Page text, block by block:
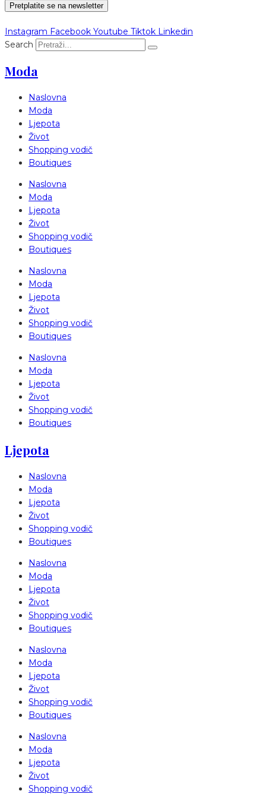
Pretplatite se na newsletter
Instagram Facebook Youtube Tiktok Linkedin
Search
Moda
Naslovna
Moda
Ljepota
Život
Shopping vodič
Boutiques
Naslovna
Moda
Ljepota
Život
Shopping vodič
Boutiques
Naslovna
Moda
Ljepota
Život
Shopping vodič
Boutiques
Naslovna
Moda
Ljepota
Život
Shopping vodič
Boutiques
Ljepota
Naslovna
Moda
Ljepota
Život
Shopping vodič
Boutiques
Naslovna
Moda
Ljepota
Život
Shopping vodič
Boutiques
Naslovna
Moda
Ljepota
Život
Shopping vodič
Boutiques
Naslovna
Moda
Ljepota
Život
Shopping vodič